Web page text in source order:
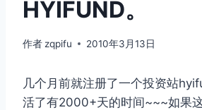
HYIFUND。
作者 zqpifu 2010年3月13日
几个月前就注册了一个投资站
活了有2000+天的时间~~~如果